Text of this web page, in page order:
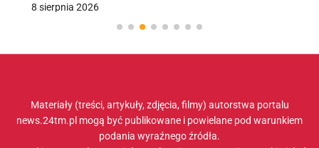
8 sierpnia 2026
Materiały (treści, artykuły, zdjęcia, filmy) autorstwa portalu
news.24tm.pl mogą być publikowane i powielane pod warunkiem
podania wyraźnego źródła.